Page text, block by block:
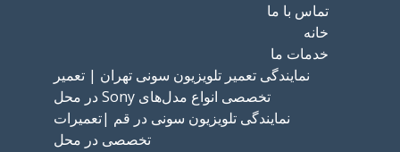
تماس با ما
خانه
خدمات ما
نمایندگی تعمیر تلویزیون سونی تهران | تعمیر
تخصصی انواع مدل‌های Sony در محل
نمایندگی تلویزیون سونی در قم |تعمیرات
تخصصی در محل